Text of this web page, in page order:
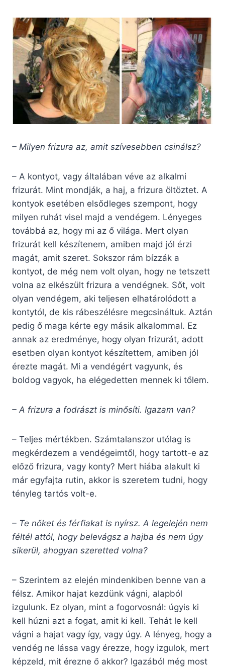
– Milyen frizura az, amit szívesebben csinálsz?
– A kontyot, vagy általában véve az alkalmi
frizurát. Mint mondják, a haj, a frizura öltöztet. A
kontyok esetében elsődleges szempont, hogy
milyen ruhát visel majd a vendégem. Lényeges
továbbá az, hogy mi az ő világa. Mert olyan
frizurát kell készítenem, amiben majd jól érzi
magát, amit szeret. Sokszor rám bízzák a
kontyot, de még nem volt olyan, hogy ne tetszett
volna az elkészült frizura a vendégnek. Sőt, volt
olyan vendégem, aki teljesen elhatárolódott a
kontytól, de kis rábeszélésre megcsináltuk. Aztán
pedig ő maga kérte egy másik alkalommal. Ez
annak az eredménye, hogy olyan frizurát, adott
esetben olyan kontyot készítettem, amiben jól
érezte magát. Mi a vendégért vagyunk, és
boldog vagyok, ha elégedetten mennek ki tőlem.
– A frizura a fodrászt is minősíti. Igazam van?
– Teljes mértékben. Számtalanszor utólag is
megkérdezem a vendégeimtől, hogy tartott-e az
előző frizura, vagy konty? Mert hiába alakult ki
már egyfajta rutin, akkor is szeretem tudni, hogy
tényleg tartós volt-e.
– Te nőket és férfiakat is nyírsz. A legelején nem
féltél attól, hogy belevágsz a hajba és nem úgy
sikerül, ahogyan szeretted volna?
– Szerintem az elején mindenkiben benne van a
félsz. Amikor hajat kezdünk vágni, alapból
izgulunk. Ez olyan, mint a fogorvosnál: úgyis ki
kell húzni azt a fogat, amit ki kell. Tehát le kell
vágni a hajat vagy így, vagy úgy. A lényeg, hogy a
vendég ne lássa vagy érezze, hogy izgulok, mert
képzeld, mit érezne ő akkor? Igazából még most